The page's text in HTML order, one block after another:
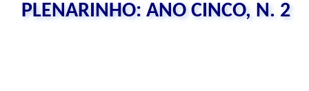
PLENARINHO: ANO CINCO, N. 2